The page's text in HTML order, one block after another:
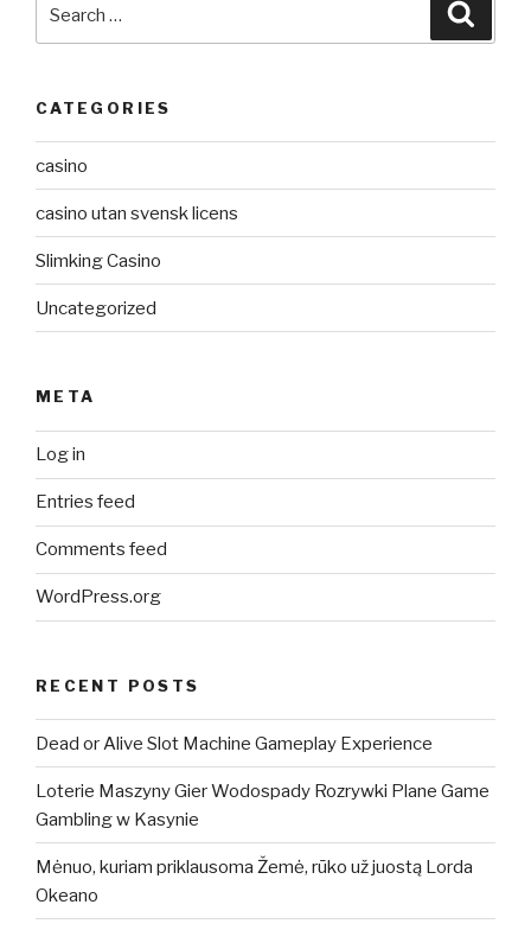
CATEGORIES
casino
casino utan svensk licens
Slimking Casino
Uncategorized
META
Log in
Entries feed
Comments feed
WordPress.org
RECENT POSTS
Dead or Alive Slot Machine Gameplay Experience
Loterie Maszyny Gier Wodospady Rozrywki Plane Game
Gambling w Kasynie
Mėnuo, kuriam priklausoma Žemė, rūko už juostą Lorda
Okeano